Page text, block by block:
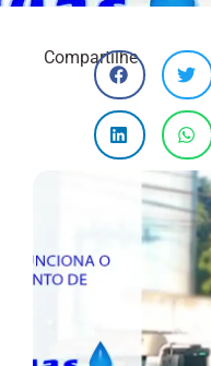
Compartilhe